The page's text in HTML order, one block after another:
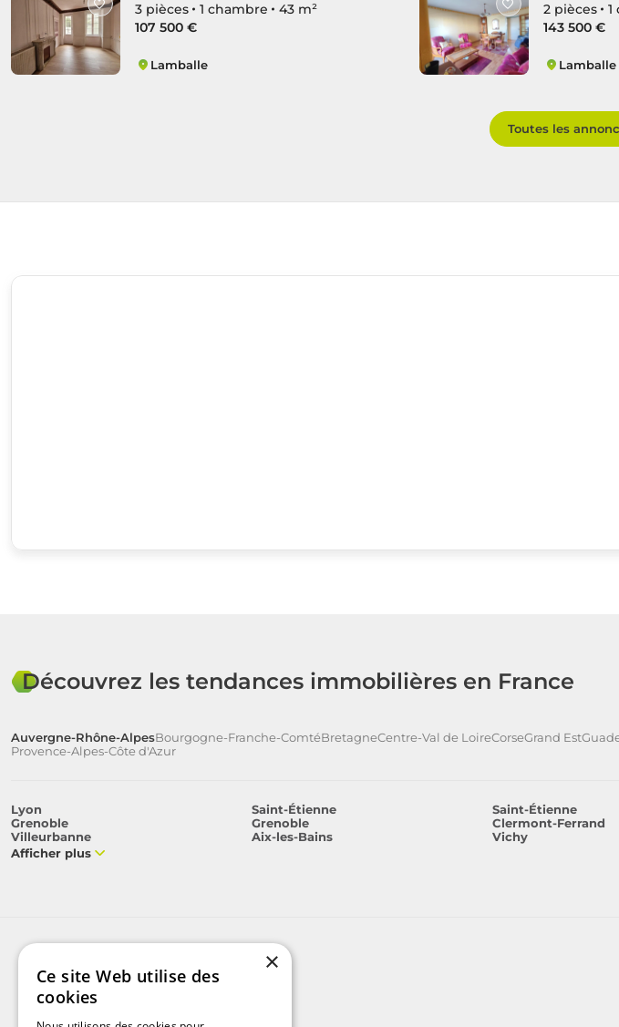
3 pièces
1 chambre
43 m²
107 500 €
Lamballe
2 pièces
1
143 500 €
Lamballe
Toutes les
Découvrez les tendances immobilières en France
Auvergne-Rhône-AlpesBourgogne-Franche-ComtéBretagneCentre-Val de LoireCorseGrand Est
Provence-Alpes-Côte d'Azur
Lyon Saint-Étienne Saint-Étienne
Grenoble
Grenoble Clermont-Ferrand
Villeurbanne
Aix-les-Bains Vichy
Afficher plus
×
Ce site Web utilise des
cookies